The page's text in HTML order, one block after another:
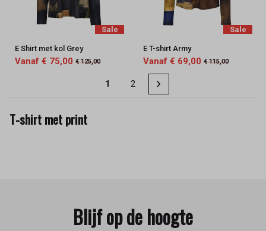
Sale
E Shirt met kol Grey
Vanaf € 75,00 € 125,00
Sale
E T-shirt Army
Vanaf € 69,00 € 115,00
1 2
T-shirt met print
Blijf op de hoogte